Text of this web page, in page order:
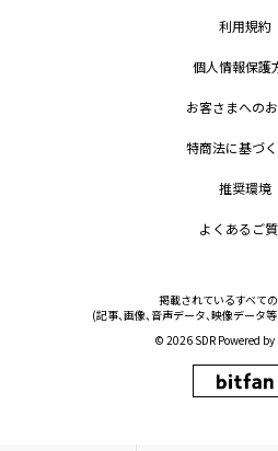
利用規約
個人情報保護
お客さまへの
特商法に基づ
推奨環境
よくあるご
掲載されているすべて
(記事、画像、音声データ、映像データ
© 2026 SDR Powered by